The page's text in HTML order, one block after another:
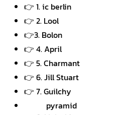
👉 1. ic berlin
👉 2. Lool
👉3. Bolon
👉 4. April
👉 5. Charmant
👉 6. Jill Stuart
👉 7. Guilchy
pyramid